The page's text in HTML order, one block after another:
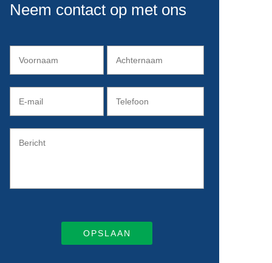
Neem contact op met ons